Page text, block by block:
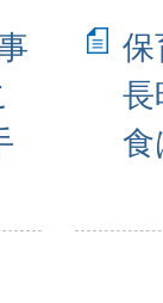
保
長
食